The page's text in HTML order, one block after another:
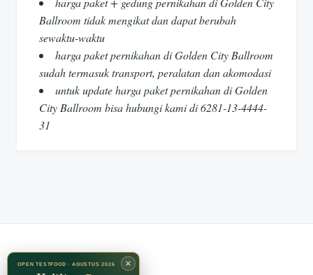
Ballroom tidak mengikat dan dapat berubah
sewaktu-waktu
harga paket pernikahan di Golden City Ballroom
sudah termasuk transport, peralatan dan akomodasi
untuk update harga paket pernikahan di Golden
City Ballroom bisa hubungi kami di 6281-13-4444-
31
×
OPEN TESTFOOD · AGUSTUS 2026